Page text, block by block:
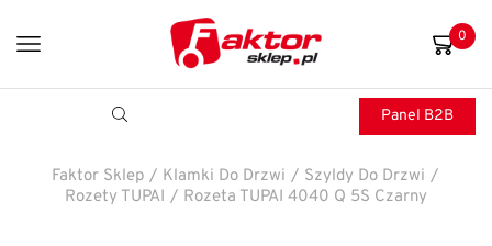
0
Panel B2B
Faktor Sklep / Klamki Do Drzwi / Szyldy Do Drzwi /
Rozety TUPAI / Rozeta TUPAI 4040 Q 5S Czarny